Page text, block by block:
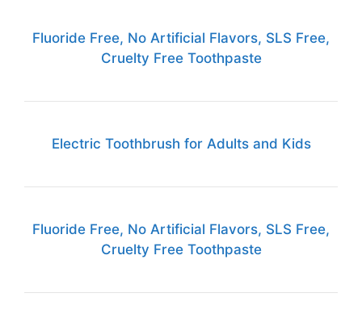
Fluoride Free, No Artificial Flavors, SLS Free,
Cruelty Free Toothpaste
Electric Toothbrush for Adults and Kids
Fluoride Free, No Artificial Flavors, SLS Free,
Cruelty Free Toothpaste